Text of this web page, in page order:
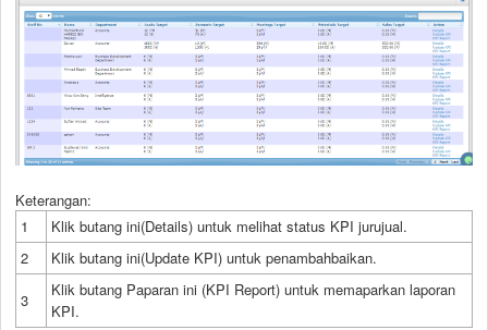
Keterangan:
1
Klik butang ini(Details) untuk melihat status KPI jurujual.
2
Klik butang ini(Update KPI) untuk penambahbaikan.
3
Klik butang Paparan ini (KPI Report) untuk memaparkan laporan
KPI.